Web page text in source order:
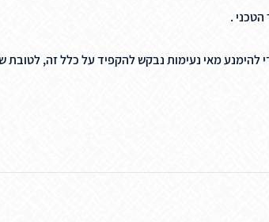
.
להימנע מאי נעימות נבקש להקפיד על כלל זה,